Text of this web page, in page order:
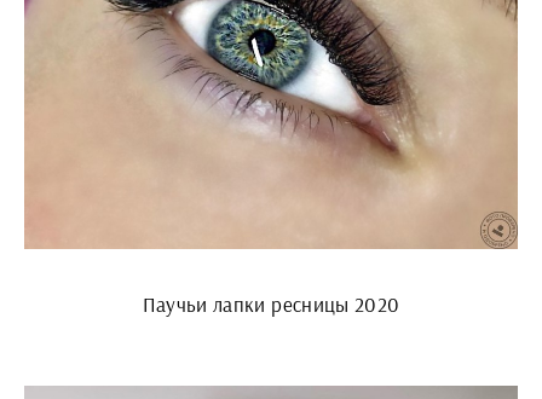
Паучьи лапки ресницы 2020